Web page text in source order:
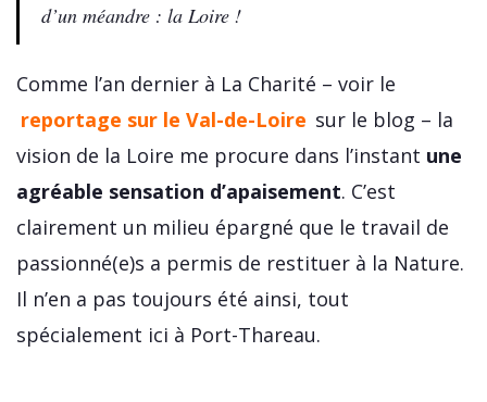
d’un méandre : la Loire !
Comme l’an dernier à La Charité – voir le
reportage sur le Val-de-Loire sur le blog – la
vision de la Loire me procure dans l’instant une
agréable sensation d’apaisement. C’est
clairement un milieu épargné que le travail de
passionné(e)s a permis de restituer à la Nature.
Il n’en a pas toujours été ainsi, tout
spécialement ici à Port-Thareau.